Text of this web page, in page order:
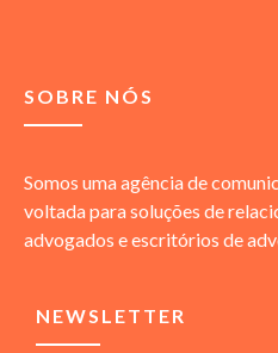
SOBRE NÓS
Somos uma agência de
voltada para soluções de
advogados e escritórios de
NEWSLETTER